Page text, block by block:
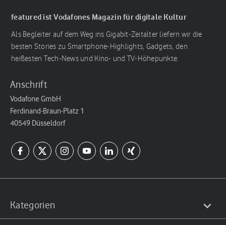
featured ist Vodafones Magazin für digitale Kultur
Als Begleiter auf dem Weg ins Gigabit-Zeitalter liefern wir die
besten Stories zu Smartphone-Highlights, Gadgets, den
heißesten Tech-News und Kino- und TV-Höhepunkte.
Anschrift
Vodafone GmbH
Ferdinand-Braun-Platz 1
40549 Düsseldorf
Kategorien